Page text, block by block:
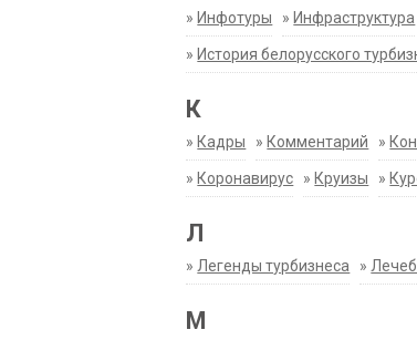
» Инфотуры » Инфраструктура
» История белорусского
К
» Кадры » Комментарий »
» Коронавирус » Круизы »
Л
» Легенды турбизнеса »
М